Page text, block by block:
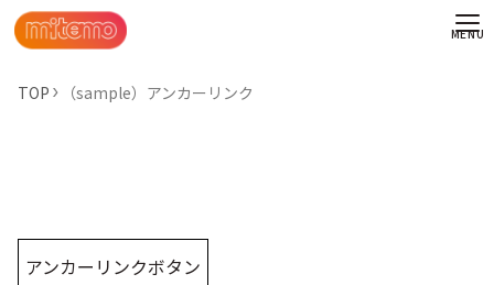
TOP （sample）アンカーリンク
アンカーリンクボタン